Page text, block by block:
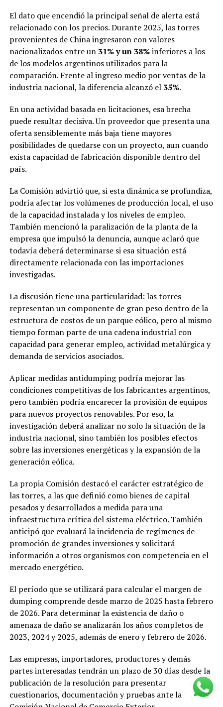
El dato que encendió la principal señal de alerta está
relacionado con los precios. Durante 2025, las torres
provenientes de China ingresaron con valores
nacionalizados entre un 31% y un 38%inferiores a los
de los modelos argentinos utilizados para la
comparación. Frente al ingreso medio por ventas de la
industria nacional, la diferencia alcanzó el 35%.
En una actividad basada en licitaciones, esa brecha
puede resultar decisiva. Un proveedor que presenta una
oferta sensiblemente más baja tiene mayores
posibilidades de quedarse con un proyecto, aun cuando
exista capacidad de fabricación disponible dentro del
país.
La Comisión advirtió que, si esta dinámica se profundiza,
podría afectar los volúmenes de producción local, el uso
de la capacidad instalada y los niveles de empleo.
También mencionó la paralización de la planta de la
empresa que impulsó la denuncia, aunque aclaró que
todavía deberá determinarse si esa situación está
directamente relacionada con las importaciones
investigadas.
La discusión tiene una particularidad: las torres
representan un componente de gran peso dentro de la
estructura de costos de un parque eólico, pero al mismo
tiempo forman parte de una cadena industrial con
capacidad para generar empleo, actividad metalúrgica y
demanda de servicios asociados.
Aplicar medidas antidumping podría mejorar las
condiciones competitivas de los fabricantes argentinos,
pero también podría encarecer la provisión de equipos
para nuevos proyectos renovables. Por eso, la
investigación deberá analizar no solo la situación de la
industria nacional, sino también los posibles efectos
sobre las inversiones energéticas y la expansión de la
generación eólica.
La propia Comisión destacó el carácter estratégico de
las torres, a las que definió como bienes de capital
pesados y desarrollados a medida para una
infraestructura crítica del sistema eléctrico. También
anticipó que evaluará la incidencia de regímenes de
promoción de grandes inversiones y solicitará
información a otros organismos con competencia en el
mercado energético.
El período que se utilizará para calcular el margen de
dumping comprende desde marzo de 2025 hasta febrero
de 2026. Para determinar la existencia de daño o
amenaza de daño se analizarán los años completos de
2023, 2024 y 2025, además de enero y febrero de 2026.
Las empresas, importadores, productores y demás
partes interesadas tendrán un plazo de 30 días desde la
publicación de la resolución para presentar
cuestionarios, documentación y pruebas ante la